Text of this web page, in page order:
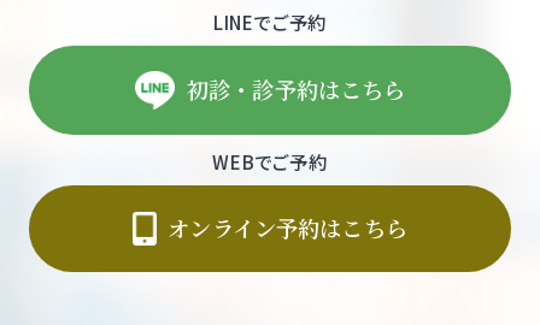
LINEでご予約
初診・診予約はこちら
WEBでご予約
オンライン予約はこちら